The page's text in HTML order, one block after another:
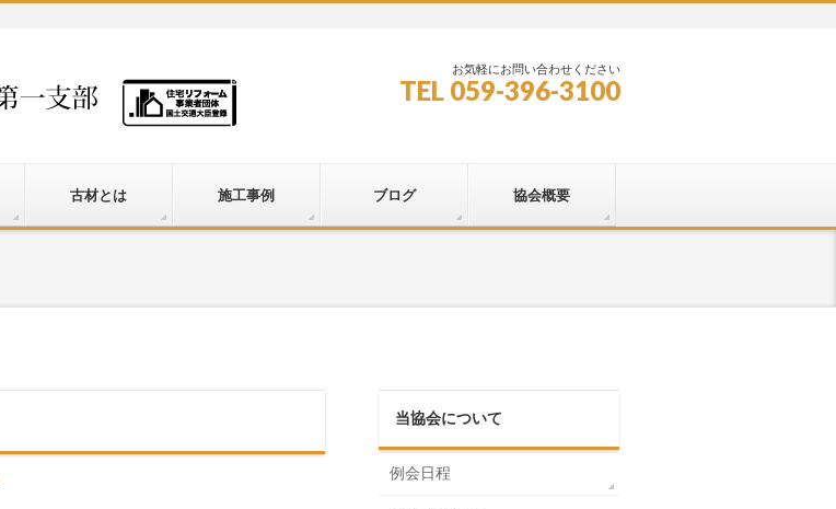
お気軽にお問い合わせください
TEL 059-396-3100
古材とは 施工事例 ブログ 協会概要
当協会について
例会日程